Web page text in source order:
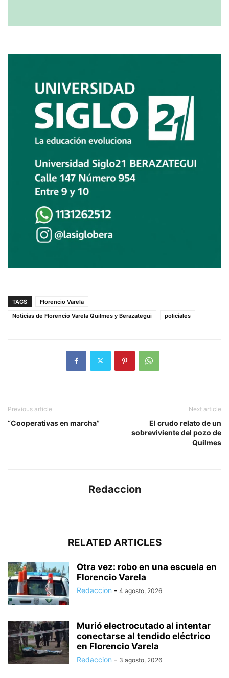
TAGS
Florencio Varela
Noticias de Florencio Varela Quilmes y Berazategui
policiales
Previous article
“Cooperativas en marcha”
Next article
El crudo relato de un
sobreviviente del pozo de
Quilmes
Redaccion
RELATED ARTICLES
Otra vez: robo en una escuela en
Florencio Varela
Redaccion - 4 agosto, 2026
Murió electrocutado al intentar
conectarse al tendido eléctrico
en Florencio Varela
Redaccion - 3 agosto, 2026